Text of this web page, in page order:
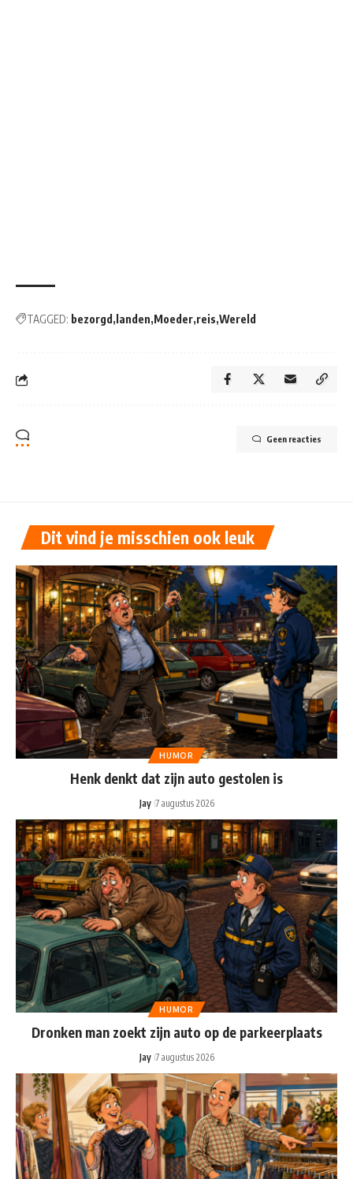
TAGGED: bezorgd landen Moeder reis Wereld
Geen reacties
Dit vind je misschien ook leuk
HUMOR
Henk denkt dat zijn auto gestolen is
Jay 7 augustus 2026
HUMOR
Dronken man zoekt zijn auto op de parkeerplaats
Jay 7 augustus 2026